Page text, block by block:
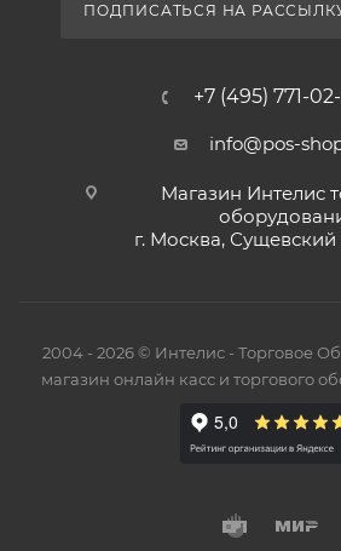
ПОДПИСАТЬСЯ НА
+7 (495) 771-02-
info@pos-
Магазин Интелис
г. Москва, Сущевский
2004 - 2026 © Интелис - Торговое
магазин онлайн касс и торгового